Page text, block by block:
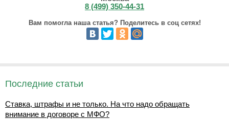
8 (499) 350-44-31
Вам помогла наша статья? Поделитесь в соц сетях!
Последние статьи
Ставка, штрафы и не только. На что надо обращать
внимание в договоре с МФО?